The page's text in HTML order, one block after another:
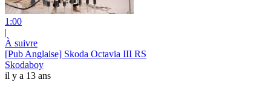
1:00
|
À suivre
[Pub Anglaise] Skoda Octavia III RS
Skodaboy
il y a 13 ans